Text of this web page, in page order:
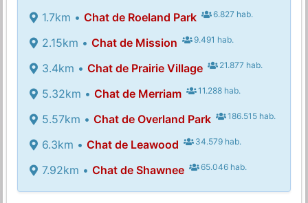
1.7km • Chat de Roeland Park 6.827 hab.
2.15km • Chat de Mission 9.491 hab.
3.4km • Chat de Prairie Village 21.877 hab.
5.32km • Chat de Merriam 11.288 hab.
5.57km • Chat de Overland Park 186.515 hab.
6.3km • Chat de Leawood 34.579 hab.
7.92km • Chat de Shawnee 65.046 hab.